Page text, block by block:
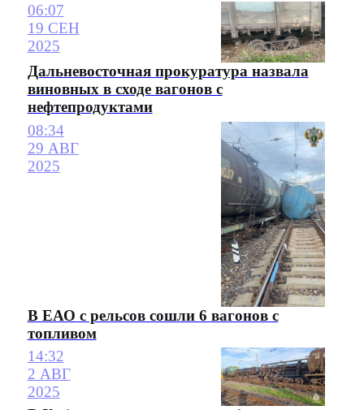
06:07
19 СЕН
2025
Дальневосточная прокуратура назвала
виновных в сходе вагонов с
нефтепродуктами
08:34
29 АВГ
2025
В ЕАО с рельсов сошли 6 вагонов с
топливом
14:32
2 АВГ
2025